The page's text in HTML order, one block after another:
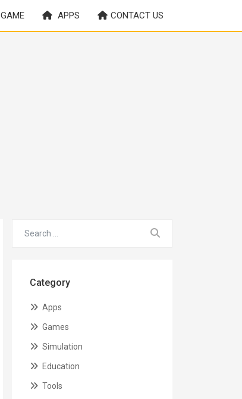
GAME APPS CONTACT US
Category
Apps
Games
Simulation
Education
Tools